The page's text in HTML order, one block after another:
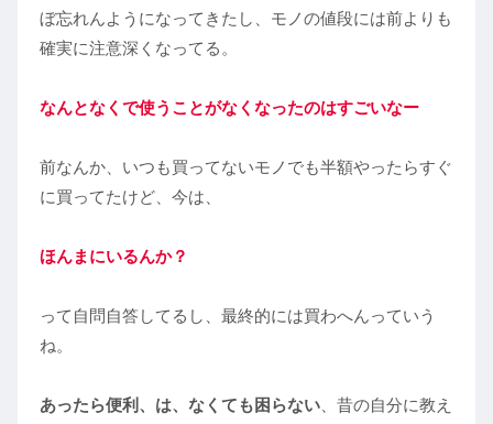
ぼ忘れんようになってきたし、モノの値段には前よりも
確実に注意深くなってる。
なんとなくで使うことがなくなったのはすごいなー
前なんか、いつも買ってないモノでも半額やったらすぐ
に買ってたけど、今は、
ほんまにいるんか？
って自問自答してるし、最終的には買わへんっていう
ね。
あったら便利、は、なくても困らない 、昔の自分に教え